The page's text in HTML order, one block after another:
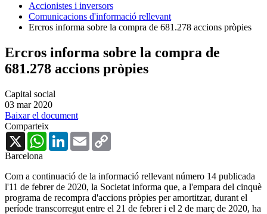
Accionistes i inversors
Comunicacions d'informació rellevant
Ercros informa sobre la compra de 681.278 accions pròpies
Ercros informa sobre la compra de
681.278 accions pròpies
Capital social
03 mar 2020
Baixar el document
Comparteix
X
WhatsAppLinkedInEmail
Barcelona
Com a continuació de la informació rellevant número 14 publicada
l'11 de febrer de 2020, la Societat informa que, a l'empara del cinquè
programa de recompra d'accions pròpies per amortitzar, durant el
període transcorregut entre el 21 de febrer i el 2 de març de 2020, ha